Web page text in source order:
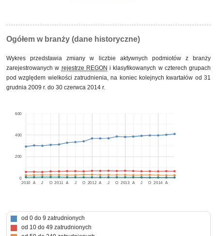
Ogółem w branży (dane historyczne)
Wykres przedstawia zmiany w liczbie aktywnych podmiotów z branży
zarejestrowanych w rejestrze REGON i klasyfikowanych w czterech grupach
pod względem wielkości zatrudnienia, na koniec kolejnych kwartałów od 31
grudnia 2009 r. do 30 czerwca 2014 r.
2010 2011 2012 2013 2014
A J O A J O A J O A J O A
0
200
400
600
od 0 do 9 zatrudnionych
od 10 do 49 zatrudnionych